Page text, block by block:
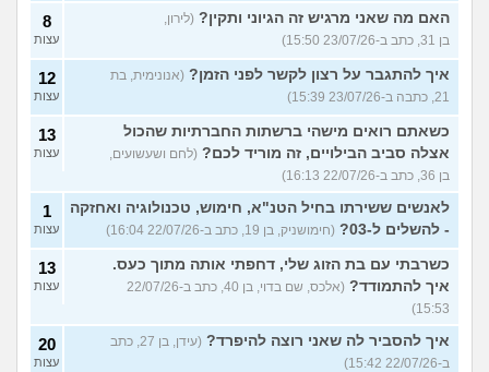
האם מה שאני מרגיש זה הגיוני ותקין? (לירון,
בן 31, כתב ב-23/07/26 15:50)
8
עצות
איך להתגבר על רצון לקשר לפני הזמן? (אנונימית, בת
21, כתבה ב-23/07/26 15:39)
12
עצות
כשאתם רואים מישהי ברשתות החברתיות שהכול
אצלה סביב הבילויים, זה מוריד לכם? (לחם ושעשועים,
בן 36, כתב ב-22/07/26 16:13)
13
עצות
לאנשים ששירתו בחיל הטנ"א, חימוש, טכנולוגיה ואחזקה
- להשלים ל-03?
(חימושניק, בן 19, כתב ב-22/07/26 16:04)
1
עצות
כשרבתי עם בת הזוג שלי, דחפתי אותה מתוך כעס.
איך להתמודד?
(אלכס, שם בדוי, בן 40, כתב ב-22/07/26
15:53)
13
עצות
איך להסביר לה שאני רוצה להיפרד?
(עידן, בן 27, כתב
ב-22/07/26 15:42)
20
עצות